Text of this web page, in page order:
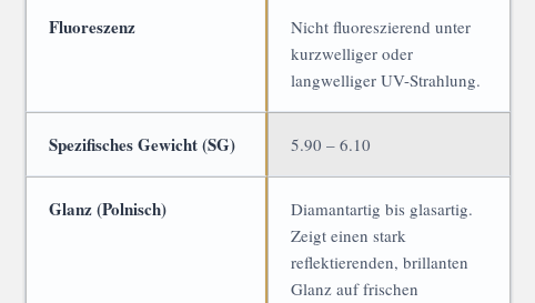
Fluoreszenz
Nicht fluoreszierend unter
kurzwelliger oder
langwelliger UV-Strahlung.
Spezifisches Gewicht (SG) 5.90 – 6.10
Glanz (Polnisch)
Diamantartig bis glasartig.
Zeigt einen stark
reflektierenden, brillanten
Glanz auf frischen